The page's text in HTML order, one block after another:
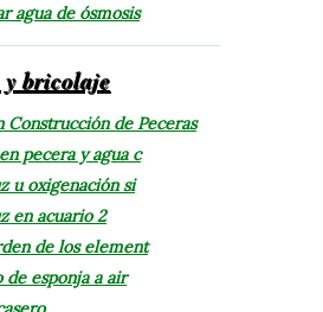
agua de ósmosis
bricolaje
de Peceras
pecera y agua c
u oxigenación si
en acuario 2
de los element
esponja a air